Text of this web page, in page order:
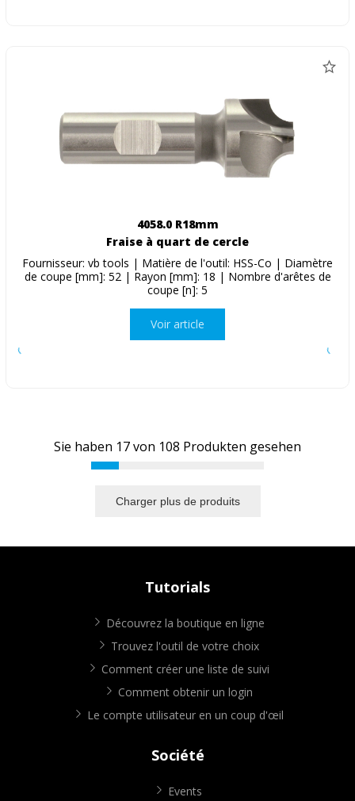
4058.0 R18mm
Fraise à quart de cercle
Fournisseur: vb tools | Matière de l'outil: HSS-Co | Diamètre
de coupe [mm]: 52 | Rayon [mm]: 18 | Nombre d'arêtes de
coupe [n]: 5
Voir article
Sie haben 17von 108 Produkten gesehen
Charger plus de produits
Tutorials
Découvrez la boutique en ligne
Trouvez l'outil de votre choix
Comment créer une liste de suivi
Comment obtenir un login
Le compte utilisateur en un coup d'œil
Société
Events